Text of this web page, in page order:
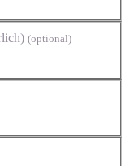
(optional)